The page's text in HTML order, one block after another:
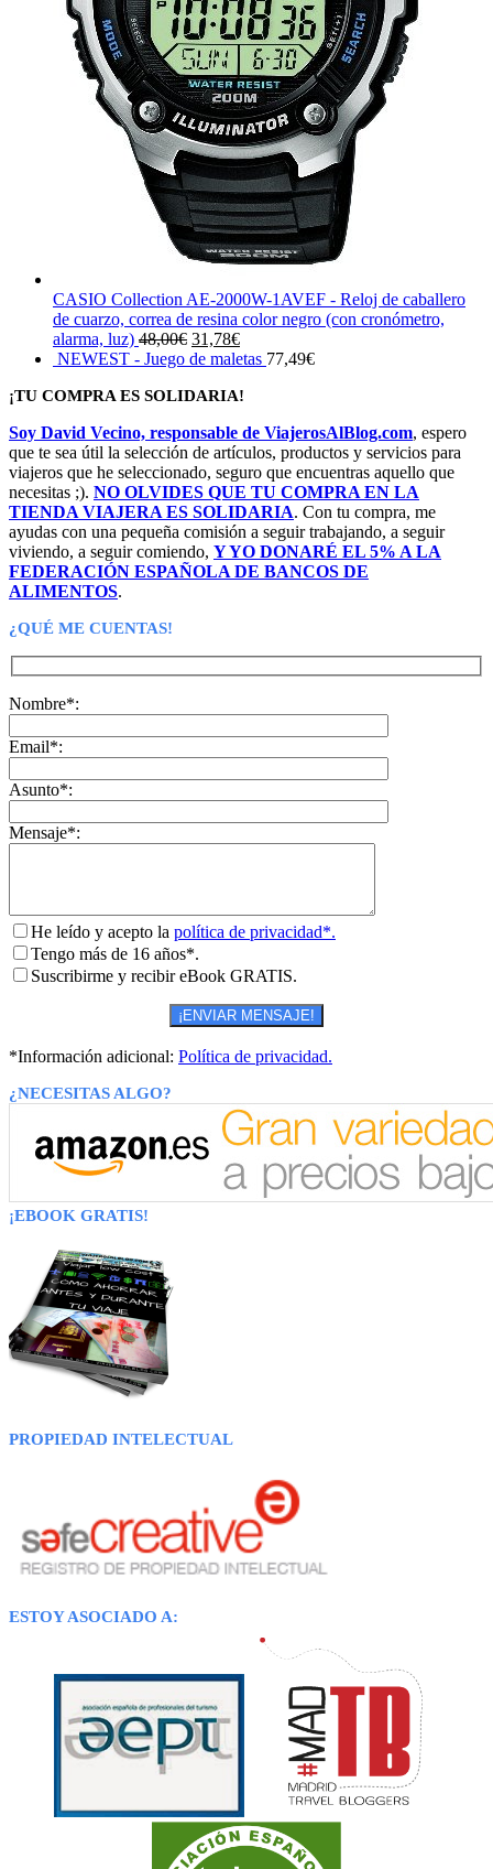
CASIO Collection AE-2000W-1AVEF - Reloj de caballero
de cuarzo, correa de resina color negro (con cronómetro,
alarma, luz) 48,00€ El
precio
era:
31,78€El
precio
es:
NEWEST - Juego de maletas 77,49€
¡TU COMPRA ES SOLIDARIA!
Soy David Vecino, responsable de ViajerosAlBlog.com, espero
que te sea útil la selección de artículos, productos y servicios para
viajeros que he seleccionado, seguro que encuentras aquello que
necesitas ;). NO OLVIDES QUE TU COMPRA EN LA
TIENDA VIAJERA ES SOLIDARIA. Con tu compra, me
ayudas con una pequeña comisión a seguir trabajando, a seguir
viviendo, a seguir comiendo, Y YO DONARÉ EL 5% A LA
FEDERACIÓN ESPAÑOLA DE BANCOS DE
ALIMENTOS.
¿QUÉ ME CUENTAS!
Nombre*:
Email*:
Asunto*:
Mensaje*:
He leído y acepto la política de privacidad*.
Tengo más de 16 años*.
Suscribirme y recibir eBook GRATIS.
*Información adicional: Política de privacidad.
¿NECESITAS ALGO?
¡EBOOK GRATIS!
PROPIEDAD INTELECTUAL
ESTOY ASOCIADO A: